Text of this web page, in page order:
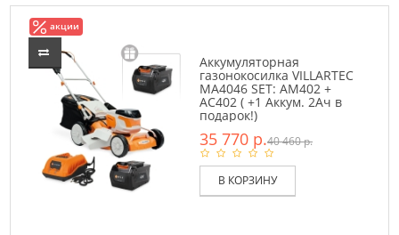
акции
Аккумуляторная
газонокосилка VILLARTEC
MA4046 SET: AM402 +
AC402 ( +1 Аккум. 2Ач в
подарок!)
35 770 р.40 460 р.
В КОРЗИНУ